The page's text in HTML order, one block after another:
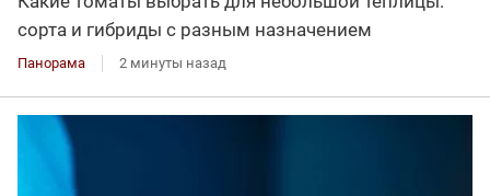
сорта и гибриды с разным назначением
Панорама 2 минуты назад